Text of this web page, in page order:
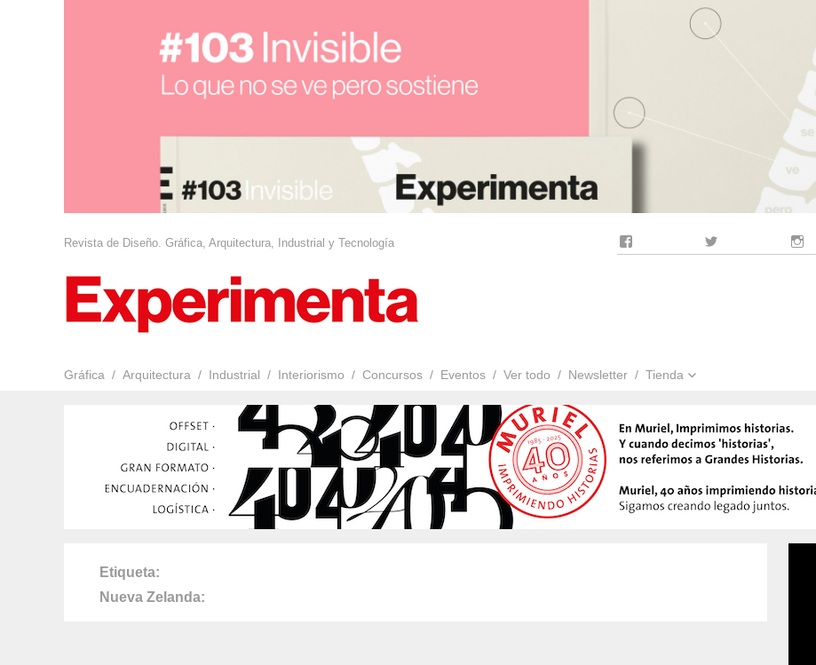
Revista de Diseño. Gráfica, Arquitectura, Industrial y Tecnología
Gráfica Arquitectura Industrial Interiorismo Concursos Eventos Ver todo Newsletter Tienda
Etiqueta
Nueva Zelanda